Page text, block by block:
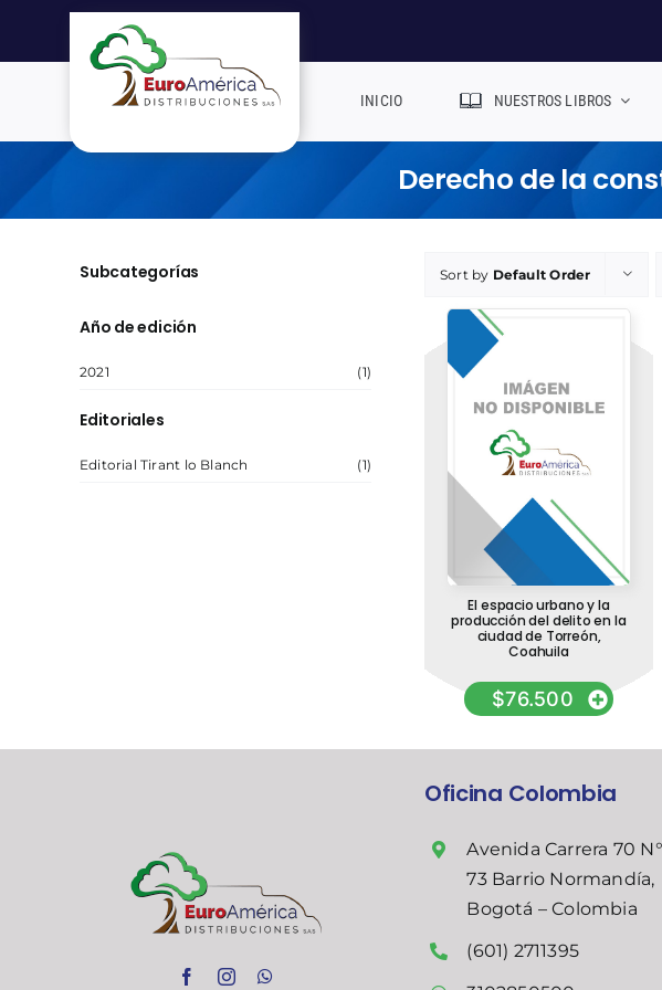
contenido
INICIO NUESTROS LIBROS
Derecho de la
Subcategorías
Año de edición
2021 (1)
Editoriales
Editorial Tirant lo Blanch (1)
Sort by Default Order
El espacio urbano y la
producción del delito en la
ciudad de Torreón,
Coahuila
$76.500
Oficina Colombia
Avenida Carrera 70
73 Barrio Normandía,
Bogotá – Colombia
(601) 2711395